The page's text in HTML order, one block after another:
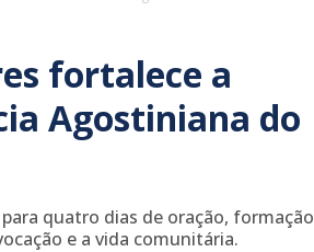
fortalece a
Agostiniana do
quatro dias de oração, formação
e a vida comunitária.